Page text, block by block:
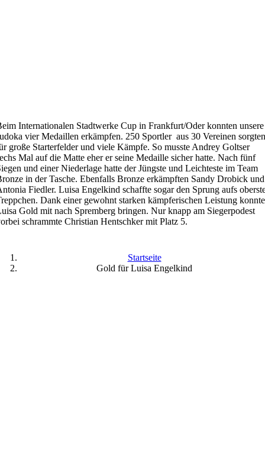
Internationalen Stadtwerke Cup in Frankfurt/Oder konnten unsere
vier Medaillen erkämpfen. 250 Sportler aus 30 Vereinen sorgten
große Starterfelder und viele Kämpfe. So musste Andrey Goltser
Mal auf die Matte eher er seine Medaille sicher hatte. Nach fünf
und einer Niederlage hatte der Jüngste und Leichteste im Team
in der Tasche. Ebenfalls Bronze erkämpften Sandy Drobick und
Fiedler. Luisa Engelkind schaffte sogar den Sprung aufs
Dank einer gewohnt starken kämpferischen Leistung konnte
Gold mit nach Spremberg bringen. Nur knapp am Siegerpodest
schrammte Christian Hentschker mit Platz 5.
Startseite
Gold für Luisa Engelkind